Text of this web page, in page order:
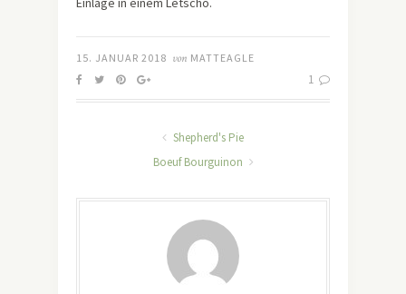
15. JANUAR 2018 von MATTEAGLE
1
Shepherd's Pie
Boeuf Bourguinon